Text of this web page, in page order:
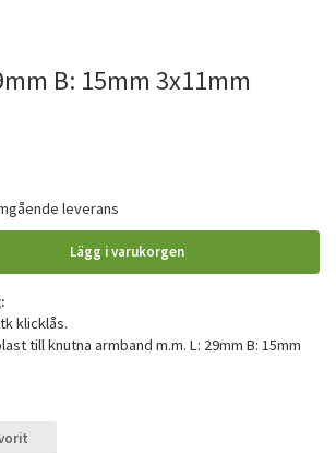
B: 15mm 3x11mm
leverans
Lägg i varukorgen
klicklås.
till knutna armband m.m. L: 29mm B: 15mm